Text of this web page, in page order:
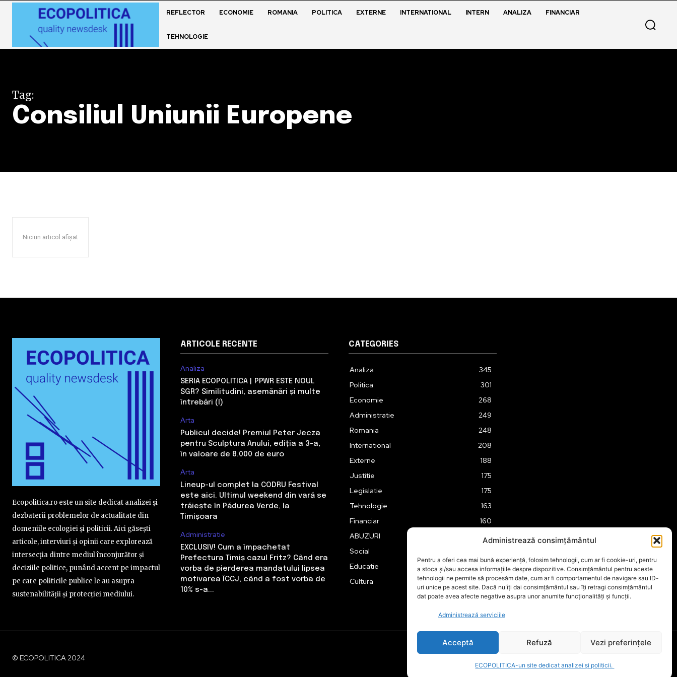
Administrează consimțământul
Pentru a oferi cea mai bună experiență, folosim tehnologii, cum ar fi cookie-uri, pentru
a stoca și/sau accesa informațiile despre dispozitive. Consimțământul pentru aceste
tehnologii ne permite să procesăm date, cum ar fi comportamentul de navigare sau ID-
uri unice pe acest site. Dacă nu îți dai consimțământul sau îți retragi consimțământul
dat poate avea afecte negative asupra unor anumite funcționalități și funcții.
Administrează serviciile
Acceptă Refuză Vezi preferințele
ECOPOLITICA-un site dedicat analizei și politicii.
REFLECTOR ECONOMIE ROMANIA POLITICA EXTERNE INTERNATIONAL INTERN ANALIZA FINANCIAR
TEHNOLOGIE
Tag:
Consiliul Uniunii Europene
Niciun articol afișat
Ecopolitica.ro este un site dedicat analizei și
dezbaterii problemelor de actualitate din
domeniile ecologiei și politicii. Aici găsești
articole, interviuri și opinii care explorează
intersecția dintre mediul înconjurător și
deciziile politice, punând accent pe impactul
pe care politicile publice le au asupra
sustenabilității și protecției mediului.
ARTICOLE RECENTE
Analiza
SERIA ECOPOLITICA | PPWR ESTE NOUL
SGR? Similitudini, asemănări și multe
întrebări (I)
Arta
Publicul decide! Premiul Peter Jecza
pentru Sculptura Anului, ediția a 3-a,
în valoare de 8.000 de euro
Arta
Lineup-ul complet la CODRU Festival
este aici. Ultimul weekend din vară se
trăiește în Pădurea Verde, la
Timișoara
Administratie
EXCLUSIV! Cum a împachetat
Prefectura Timiș cazul Fritz? Când era
vorba de pierderea mandatului lipsea
motivarea ÎCCJ, când a fost vorba de
10% s-a...
CATEGORIES
Analiza
345
Politica
301
Economie
268
Administratie
249
Romania
248
International
208
Externe
188
Justitie
175
Legislatie
175
Tehnologie
163
Financiar
160
ABUZURI
158
Social
Educatie
151
Cultura
149
© ECOPOLITICA 2024